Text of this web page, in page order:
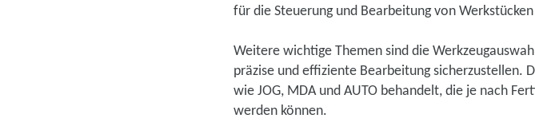
für die Steuerung und Bearbeitung von
Weitere wichtige Themen sind die
präzise und effiziente Bearbeitung sicherzustellen.
wie JOG, MDA und AUTO behandelt, die je nach
werden können.